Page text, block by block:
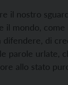
il nostro
il mondo,
di
parole urlate,
allo stato